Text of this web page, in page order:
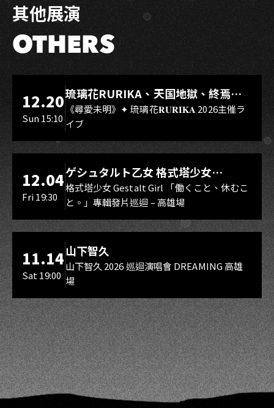
其他展演
OTHERS
LIVE WAREHOUSE 小庫
12.20
Sun 15:10
琉璃花RURIKA、天国地獄、終焉
Rebirth、DUALIA、無我夢中、花奏
スマイル（O.A.）
《尋愛未明》✦ 琉璃花𝐑𝐔𝐑𝐈𝐊𝐀 2026主催ラ
イブ
LIVE WAREHOUSE 小庫
12.04
Fri 19:30
ゲシュタルト乙女 格式塔少女
Gestalt Girl
格式塔少女 Gestalt Girl 「働くこと、休むこ
と。」專輯發片巡迴 – 高雄場
11.14
Sat 19:00
山下智久
山下智久 2026 巡迴演唱會 DREAMING 高雄
場